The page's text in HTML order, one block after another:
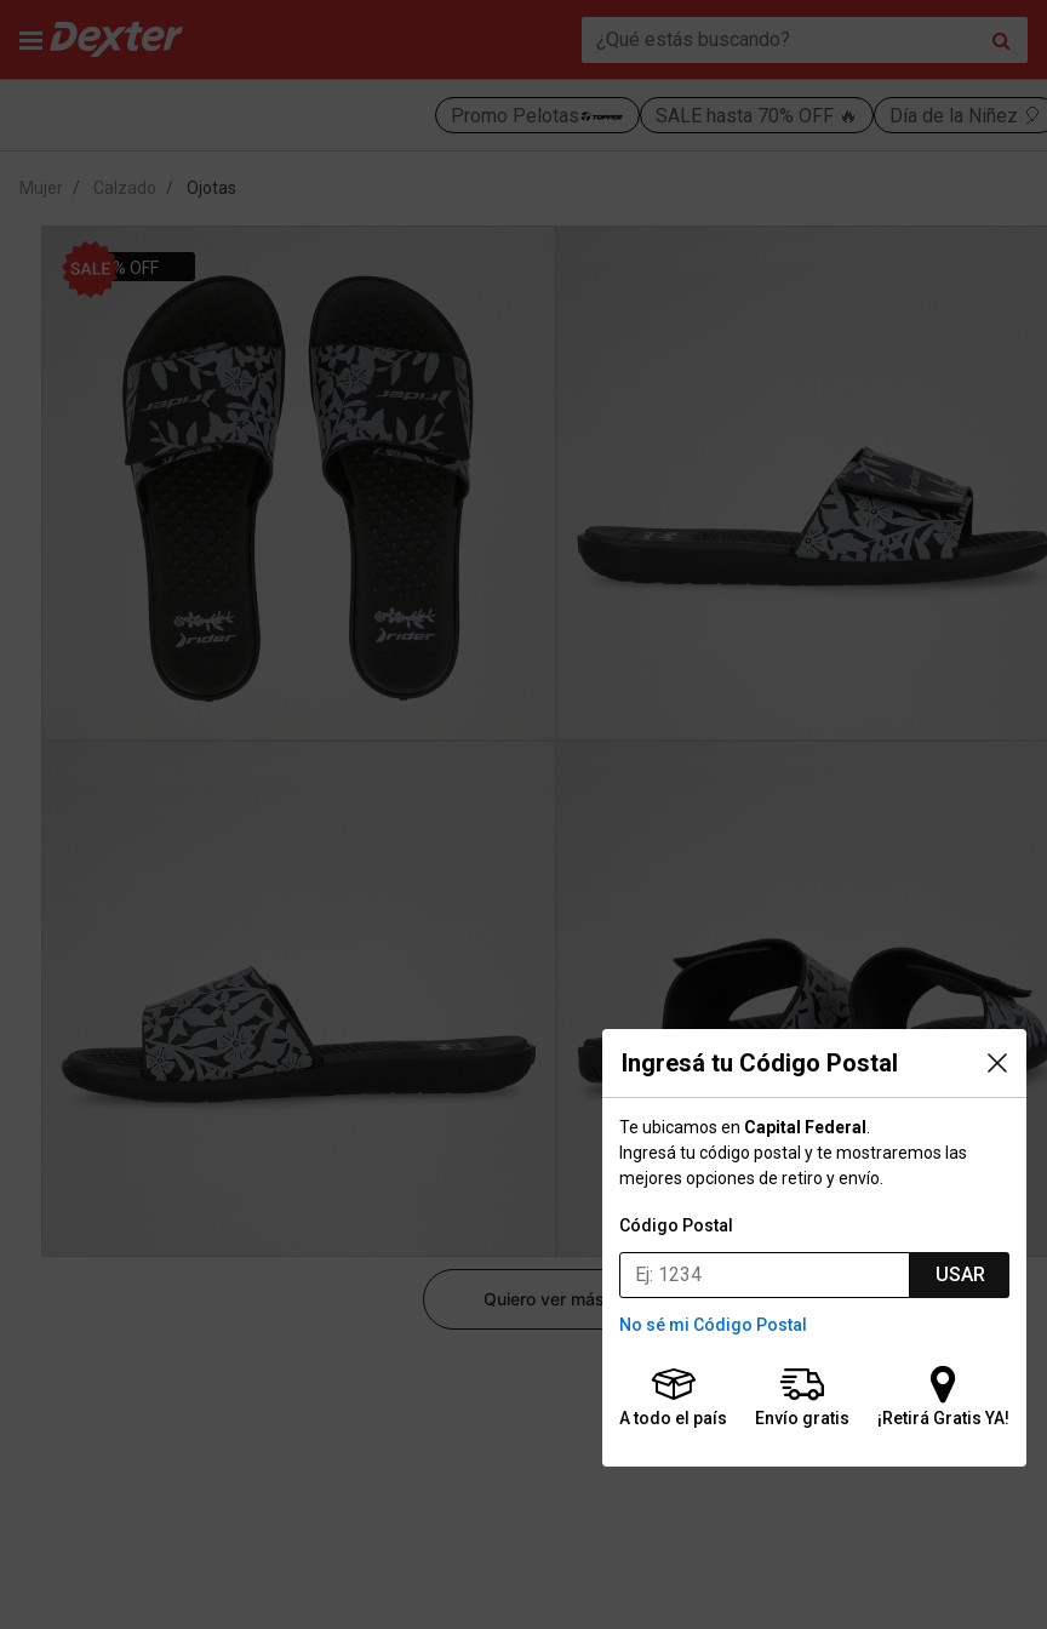
Promo Pelotas SALE hasta 70% OFF 🔥 Día de la Niñez 🎈
Ingresá tu Código Postal
Te ubicamos en Capital Federal
Ingresá tu código postal y te mostraremos las
mejores opciones de retiro y envío.
Código Postal
USAR
No sé mi Código Postal
A todo el país Envío gratis ¡Retirá Gratis YA!
Mujer Calzado Ojotas
22% OFF
Quiero ver más